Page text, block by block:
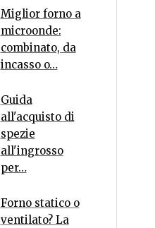
Miglior forno a
microonde:
combinato, da
incasso o…
Guida
all'acquisto di
spezie
all'ingrosso
per…
Forno statico o
ventilato? La